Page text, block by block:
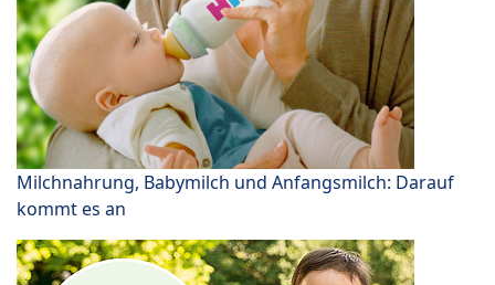
Milchnahrung, Babymilch und Anfangsmilch: Darauf
kommt es an